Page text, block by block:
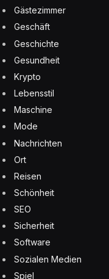
Gästezimmer
Geschäft
Geschichte
Gesundheit
Krypto
Lebensstil
Maschine
Mode
Nachrichten
Ort
Reisen
Schönheit
SEO
Sicherheit
Software
Sozialen Medien
Spiel